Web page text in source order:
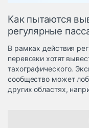
Как пытаются
регулярные
В рамках действия
перевозки хотят
тахографического.
сообщество может
других областях,